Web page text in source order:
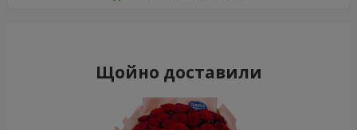
Щойно доставили